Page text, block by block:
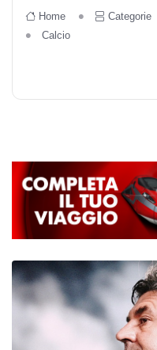
Home Categorie
Calcio